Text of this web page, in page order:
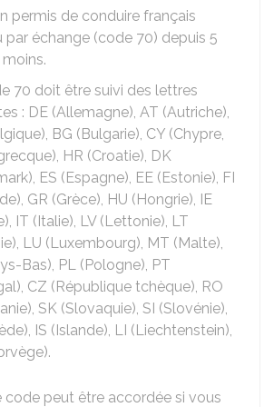
permis de conduire français
par échange (code 70) depuis 5
70 doit être suivi des lettres
: DE (Allemagne), AT (Autriche),
BG (Bulgarie), CY (Chypre,
HR (Croatie), DK
ES (Espagne), EE (Estonie), FI
GR (Grèce), HU (Hongrie), IE
IT (Italie), LV (Lettonie), LT
LU (Luxembourg), MT (Malte),
Bas), PL (Pologne), PT
CZ (République tchèque), RO
SK (Slovaquie), SI (Slovénie),
IS (Islande), LI (Liechtenstein),
code peut être accordée si vous